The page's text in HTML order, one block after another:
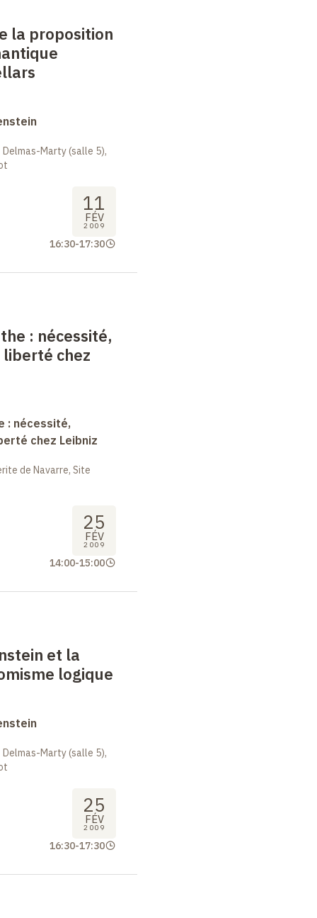
la proposition
Marty (salle 5),
11
FÉV
2009
16:30-17:30
: nécessité,
chez
: nécessité,
chez Leibniz
de Navarre, Site
25
FÉV
2009
14:00-15:00
et la
logique
Marty (salle 5),
25
FÉV
2009
16:30-17:30